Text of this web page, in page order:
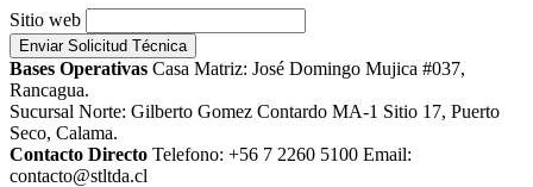
Sitio web
Enviar Solicitud Técnica
Bases Operativas Casa Matriz: José Domingo Mujica #037,
Rancagua.
Sucursal Norte: Gilberto Gomez Contardo MA-1 Sitio 17, Puerto
Seco, Calama.
Contacto Directo Telefono: +56 7 2260 5100 Email:
contacto@stltda.cl